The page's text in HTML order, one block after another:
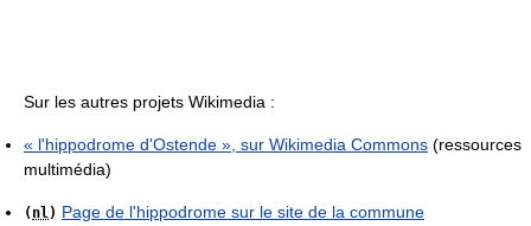
Sur les autres projets Wikimedia :
« l'hippodrome d'Ostende », sur Wikimedia Commons (ressources
multimédia)
( nl) Page de l'hippodrome sur le site de la commune